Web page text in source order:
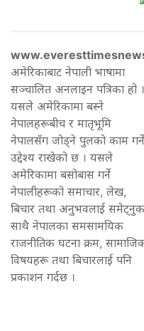
अमेरिकाबाट नेपाली भाषामा
सञ्चालित अनलाइन पत्रिका हो ।
यसले अमेरिकामा बस्ने
नेपालहरूबीच र मातृभूमि
नेपालसँग जोड्ने पुलको काम गर्ने
उद्देश्य राखेको छ । यसले
अमेरिकामा बसोबास गर्ने
नेपालीहरूको समाचार, लेख,
बिचार तथा अनुभवलाई
साथै नेपालका समसामयिक
राजनीतिक घटना क्रम,
विषयहरू तथा बिचारलाई पनि
प्रकाशन गर्दछ ।